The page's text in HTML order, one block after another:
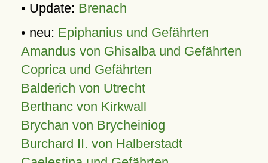
• Update: Brenach
• neu: Epiphanius und Gefährten
Amandus von Ghisalba und Gefährten
Coprica und Gefährten
Balderich von Utrecht
Berthanc von Kirkwall
Brychan von Brycheiniog
Burchard II. von Halberstadt